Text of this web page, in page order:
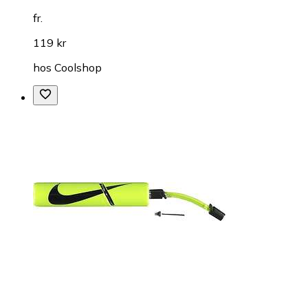
fr.
119 kr
hos Coolshop